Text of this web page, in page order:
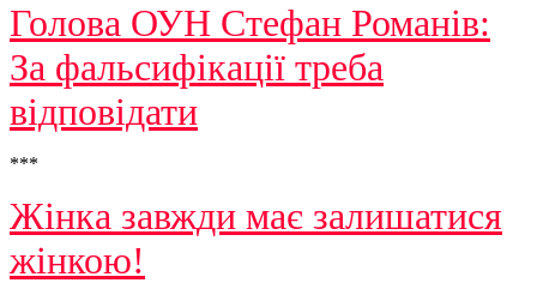
Голова ОУН Стефан Романів:
За фальсифікації треба
відповідати
***
Жінка завжди має залишатися
жінкою!